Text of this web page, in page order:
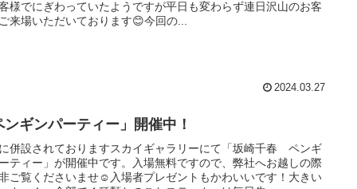
様でにぎわっていたようですが平日も変わらず連日沢山のお客
来場いただいております😊今回の...
2024.03.27
ンギンパーティー」開催中！
併設されておりますスカイギャラリーにて「坂崎千春 ペンギ
ティー」が開催中です。入場無料ですので、弊社へお越しの際
ご覧くださいませ☺️入場者プレゼントもかわいいです！大きい